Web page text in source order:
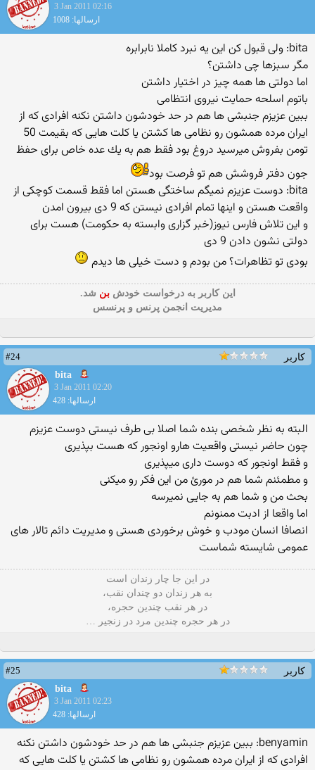
3 Jan 2011 02:16
ارسالها: 1008
bita: ولی قبول كن این یه نبرد كاملا نابرابره
مگر سبزها چی داشتن؟
اما دولتی ها همه چیز در اختیار داشتن
باتوم اسلحه حمایت نیروی انتظامی
ببین عزیزم جنبشی ها هم در حد خودشون داشتن نكنه افرادی كه از
ایران مرده همشون رو نظامی ها كشتن یا كلت هایی كه بقیمت 50
تومن بفروش میرسید دروغ بود فقط هم به یك عده خاص برای حفظ
جون دفتر فروشش هم تو فرصت بود
bita: دوست عزیزم نمیگم ساختگی هستن اما فقط قسمت كوچكی از
واقعت هستن و اینها تمام افرادی نیستن كه 9 دی بیرون امدن
و این تلاش فارس نیوز(خبر گزاری وابسته به حكومت) هست برای
دولتی نشون دادن 9 دی
بودی تو تظاهرات؟ من بودم و دست خیلی ها دیدم
این كاربر به درخواست خودشبن شد.
مدیریت انجمن پرنس و پرنسس
کاربر
#24
bita
3 Jan 2011 02:20
ارسالها: 428
البته به نظر شخصی بنده شما اصلا بی طرف نیستی دوست عزیزم
چون حاضر نیستی واقعیت هارو اونجور كه هست بپذیری
و فقط اونجور كه دوست داری میپذیری
و مطمئنم شما هم در مورئ من این فكر رو میكنی
بحث من و شما هم به جایی نمیرسه
اما واقعا از ادبت ممنونم
انصافا انسان مودب و خوش برخوردی هستی و مدیریت دائم تالار های
عمومی شایسته شماست
در این جا چار زندان است
به هر زندان دو چندان نقب،
در هر نقب چندین حجره،
در هر حجره چندین مرد در زنجیر …
کاربر
#25
bita
3 Jan 2011 02:23
ارسالها: 428
benyamin: ببین عزیزم جنبشی ها هم در حد خودشون داشتن نكنه
افرادی كه از ایران مرده همشون رو نظامی ها كشتن یا كلت هایی كه